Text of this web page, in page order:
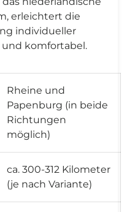
erleichtert die
individueller
komfortabel.
Rheine und
Papenburg (in beide
Richtungen
möglich)
ca. 300-312 Kilometer
(je nach Variante)